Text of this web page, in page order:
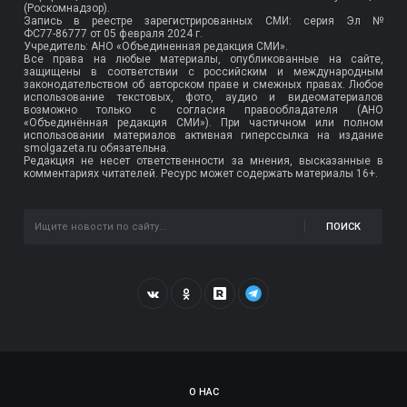
(Роскомнадзор).
Запись в реестре зарегистрированных СМИ: серия Эл №
ФС77-86777 от 05 февраля 2024 г.
Учредитель: АНО «Объединенная редакция СМИ».
Все права на любые материалы, опубликованные на сайте,
защищены в соответствии с российским и международным
законодательством об авторском праве и смежных правах. Любое
использование текстовых, фото, аудио и видеоматериалов
возможно только с согласия правообладателя (АНО
«Объединённая редакция СМИ»). При частичном или полном
использовании материалов активная гиперссылка на издание
smolgazeta.ru обязательна.
Редакция не несет ответственности за мнения, высказанные в
комментариях читателей. Ресурс может содержать материалы 16+.
ПОИСК
О НАС